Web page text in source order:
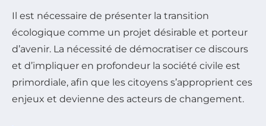
Il est nécessaire de présenter la transition
écologique comme un projet désirable et porteur
d’avenir. La nécessité de démocratiser ce discours
et d’impliquer en profondeur la société civile est
primordiale, afin que les citoyens s’approprient ces
enjeux et devienne des acteurs de changement.